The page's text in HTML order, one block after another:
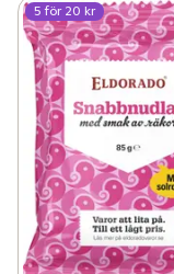
5 för 20 kr